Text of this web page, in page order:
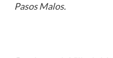
Pasos Malos.